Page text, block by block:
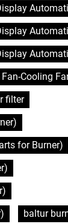
Fan-Cooling
filter
for Burner)
baltur